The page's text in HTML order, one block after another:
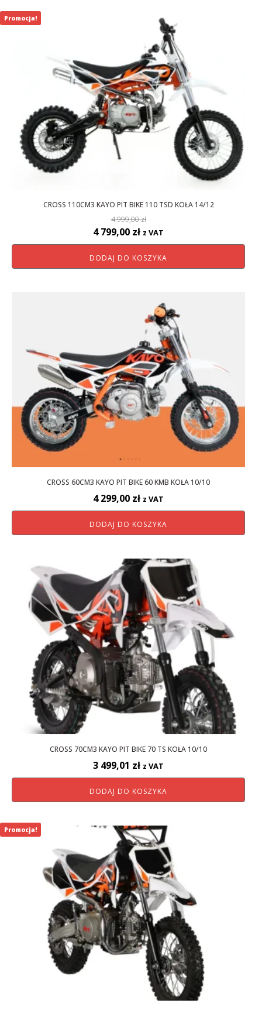
CROSS 110CM3 KAYO PIT BIKE 110 TSD KOŁA 14/12
4 999,00zł
Pierwotna
cena
wynosiła:
4 799,00 złAktualna
cena
wynosi:
z VAT
DODAJ DO KOSZYKA
Promocja!
CROSS 60CM3 KAYO PIT BIKE 60 KMB KOŁA 10/10
4 299,00 zł z VAT
DODAJ DO KOSZYKA
CROSS 70CM3 KAYO PIT BIKE 70 TS KOŁA 10/10
3 499,01 zł z VAT
DODAJ DO KOSZYKA
Promocja!